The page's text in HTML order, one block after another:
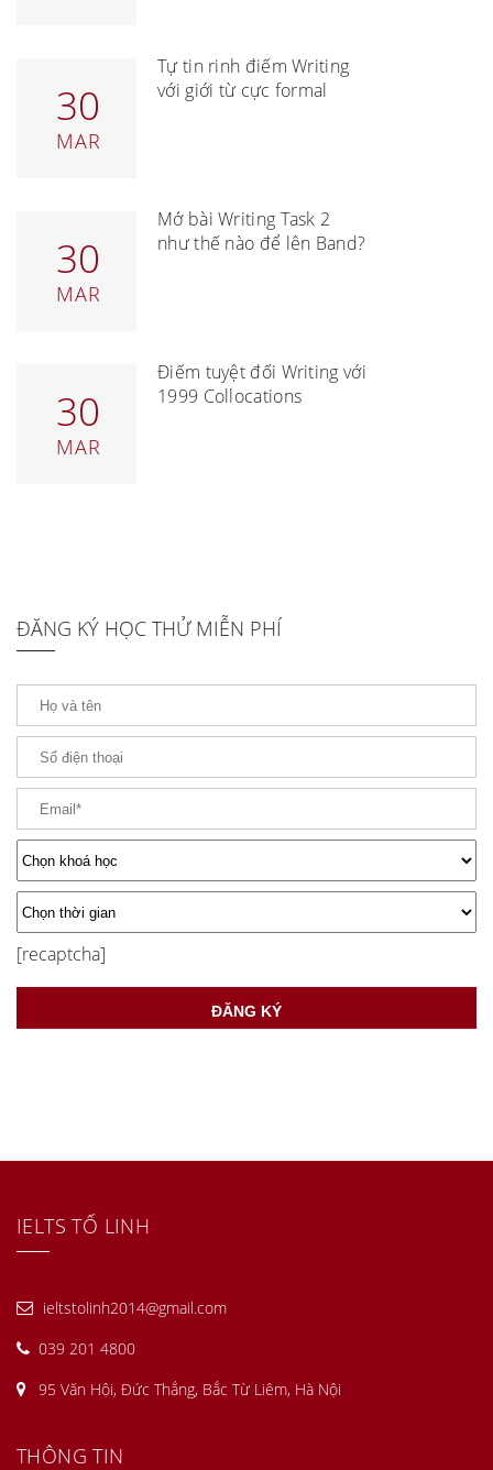
30
MAR
Tự tin rinh điểm Writing
với giới từ cực formal
30
MAR
Mở bài Writing Task 2
như thế nào để lên Band?
30
MAR
Điểm tuyệt đối Writing với
1999 Collocations
ĐĂNG KÝ HỌC THỬ MIỄN PHÍ
[recaptcha]
IELTS TỐ LINH
ieltstolinh2014@gmail.com
039 201 4800
95 Văn Hội, Đức Thắng, Bắc Từ Liêm, Hà Nội
THÔNG TIN